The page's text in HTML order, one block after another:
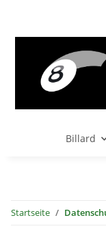
Billard
Startseite